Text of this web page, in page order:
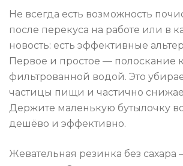
Не всегда есть возможность
после перекуса на работе или в
новость: есть эффективные
Первое и простое — полоскание
фильтрованной водой. Это
частицы пищи и частично
Держите маленькую бутылочку
дешёво и эффективно.
Жевательная резинка без